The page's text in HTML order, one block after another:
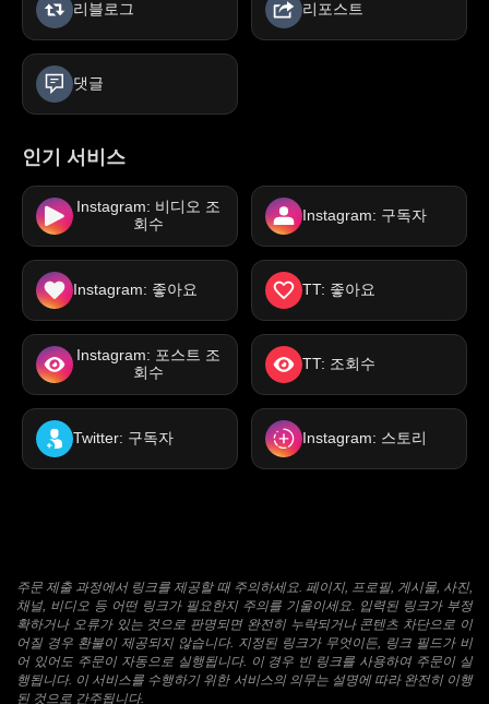
리블로그 리포스트
댓글
인기 서비스
Instagram: 비디오 조
회수
Instagram: 구독자
Instagram: 좋아요 TT: 좋아요
Instagram: 포스트 조
회수
TT: 조회수
Twitter: 구독자 Instagram: 스토리
주문 제출 과정에서 링크를 제공할 때 주의하세요. 페이지, 프로필, 게시물, 사진,
채널, 비디오 등 어떤 링크가 필요한지 주의를 기울이세요. 입력된 링크가 부정
확하거나 오류가 있는 것으로 판명되면 완전히 누락되거나 콘텐츠 차단으로 이
어질 경우 환불이 제공되지 않습니다. 지정된 링크가 무엇이든, 링크 필드가 비
어 있어도 주문이 자동으로 실행됩니다. 이 경우 빈 링크를 사용하여 주문이 실
행됩니다. 이 서비스를 수행하기 위한 서비스의 의무는 설명에 따라 완전히 이행
된 것으로 간주됩니다.